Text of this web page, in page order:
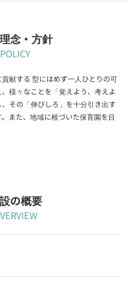
念・方針
POLICY
貢献する 型にはめず一人ひとりの可
様々なことを「覚えよう、考えよ
その「伸びしろ」を十分引き出す
また、地域に根づいた保育園を目
の概要